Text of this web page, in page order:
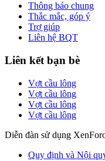
Thông báo chung
Thắc mắc, góp ý
Trợ giúp
Liên hệ BQT
Liên kết bạn bè
Vợt cầu lông
Vợt cầu lông
Vợt cầu lông
Vợt cầu lông
Diễn đàn sử dụng
Quy định và Nội